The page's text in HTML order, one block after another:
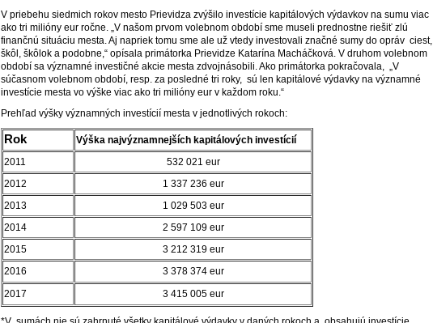
V priebehu siedmich rokov mesto Prievidza zvýšilo investície kapitálových výdavkov na sumu viac
ako tri milióny eur ročne. „V našom prvom volebnom období sme museli prednostne riešiť zlú
finančnú situáciu mesta. Aj napriek tomu sme ale už vtedy investovali značné sumy do opráv ciest,
škôl, škôlok a podobne,“ opísala primátorka Prievidze Katarína Macháčková. V druhom volebnom
období sa významné investičné akcie mesta zdvojnásobili. Ako primátorka pokračovala, „V
súčasnom volebnom období, resp. za posledné tri roky, sú len kapitálové výdavky na významné
investície mesta vo výške viac ako tri milióny eur v každom roku.“
Prehľad výšky významných investícií mesta v jednotlivých rokoch:
Rok
Výška najvýznamnejších kapitálových investícií
2011
532 021 eur
2012
1 337 236 eur
2013
1 029 503 eur
2014
2 597 109 eur
2015
3 212 319 eur
2016
3 378 374 eur
2017
3 415 005 eur